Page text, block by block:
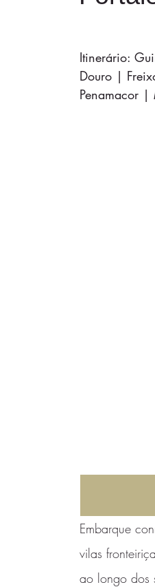
Itinerário:
Douro |
Penamacor
Embarque
vilas
ao longo dos